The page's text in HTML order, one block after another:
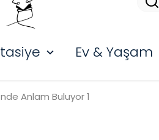
Ev & Yaşam
Anlam Buluyor 1